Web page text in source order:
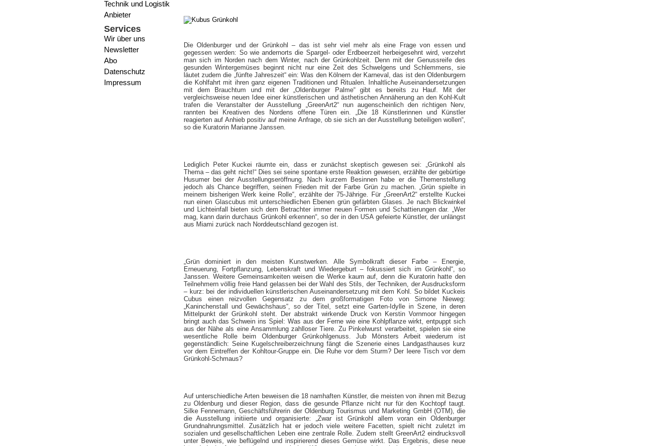
Technik und Logistik
Anbieter
Services
Wir über uns
Newsletter
Abo
Datenschutz
Impressum
Die Oldenburger und der Grünkohl – das ist sehr viel mehr als eine Frage von essen und
gegessen werden: So wie andernorts die Spargel- oder Erdbeerzeit herbeigesehnt wird, verzehrt
man sich im Norden nach dem Winter, nach der Grünkohlzeit. Denn mit der Genussreife des
gesunden Wintergemüses beginnt nicht nur eine Zeit des Schwelgens und Schlemmens, sie
läutet zudem die „fünfte Jahreszeit“ ein: Was den Kölnern der Karneval, das ist den Oldenburgern
die Kohlfahrt mit ihren ganz eigenen Traditionen und Ritualen. Inhaltliche Auseinandersetzungen
mit dem Brauchtum und mit der „Oldenburger Palme“ gibt es bereits zu Hauf. Mit der
vergleichsweise neuen Idee einer künstlerischen und ästhetischen Annäherung an den Kohl-Kult
trafen die Veranstalter der Ausstellung „GreenArt2“ nun augenscheinlich den richtigen Nerv,
rannten bei Kreativen des Nordens offene Türen ein. „Die 18 Künstlerinnen und Künstler
reagierten auf Anhieb positiv auf meine Anfrage, ob sie sich an der Ausstellung beteiligen wollen“,
so die Kuratorin Marianne Janssen.
Lediglich Peter Kuckei räumte ein, dass er zunächst skeptisch gewesen sei: „Grünkohl als
Thema – das geht nicht!“ Dies sei seine spontane erste Reaktion gewesen, erzählte der gebürtige
Husumer bei der Ausstellungseröffnung. Nach kurzem Besinnen habe er die Themenstellung
jedoch als Chance begriffen, seinen Frieden mit der Farbe Grün zu machen. „Grün spielte in
meinem bisherigen Werk keine Rolle“, erzählte der 75-Jährige. Für „GreenArt2“ erstellte Kuckei
nun einen Glascubus mit unterschiedlichen Ebenen grün gefärbten Glases. Je nach Blickwinkel
und Lichteinfall bieten sich dem Betrachter immer neuen Formen und Schattierungen dar. „Wer
mag, kann darin durchaus Grünkohl erkennen“, so der in den USA gefeierte Künstler, der unlängst
aus Miami zurück nach Norddeutschland gezogen ist.
„Grün dominiert in den meisten Kunstwerken. Alle Symbolkraft dieser Farbe – Energie,
Erneuerung, Fortpflanzung, Lebenskraft und Wiedergeburt – fokussiert sich im Grünkohl“, so
Janssen. Weitere Gemeinsamkeiten weisen die Werke kaum auf, denn die Kuratorin hatte den
Teilnehmern völlig freie Hand gelassen bei der Wahl des Stils, der Techniken, der Ausdrucksform
– kurz: bei der individuellen künstlerischen Auseinandersetzung mit dem Kohl. So bildet Kuckeis
Cubus einen reizvollen Gegensatz zu dem großformatigen Foto von Simone Nieweg:
„Kaninchenstall und Gewächshaus“, so der Titel, setzt eine Garten-Idylle in Szene, in deren
Mittelpunkt der Grünkohl steht. Der abstrakt wirkende Druck von Kerstin Vornmoor hingegen
bringt auch das Schwein ins Spiel: Was aus der Ferne wie eine Kohlpflanze wirkt, entpuppt sich
aus der Nähe als eine Ansammlung zahlloser Tiere. Zu Pinkelwurst verarbeitet, spielen sie eine
wesentliche Rolle beim Oldenburger Grünkohlgenuss. Jub Mönsters Arbeit wiederum ist
gegenständlich: Seine Kugelschreiberzeichnung fängt die Szenerie eines Landgasthauses kurz
vor dem Eintreffen der Kohltour-Gruppe ein. Die Ruhe vor dem Sturm? Der leere Tisch vor dem
Grünkohl-Schmaus?
Auf unterschiedliche Arten beweisen die 18 namhaften Künstler, die meisten von ihnen mit Bezug
zu Oldenburg und dieser Region, dass die gesunde Pflanze nicht nur für den Kochtopf taugt.
Silke Fennemann, Geschäftsführerin der Oldenburg Tourismus und Marketing GmbH (OTM), die
die Ausstellung initiierte und organisierte: „Zwar ist Grünkohl allem voran ein Oldenburger
Grundnahrungsmittel. Zusätzlich hat er jedoch viele weitere Facetten, spielt nicht zuletzt im
sozialen und gesellschaftlichen Leben eine zentrale Rolle. Zudem stellt GreenArt2 eindrucksvoll
unter Beweis, wie beflügelnd und inspirierend dieses Gemüse wirkt. Das Ergebnis, diese neue